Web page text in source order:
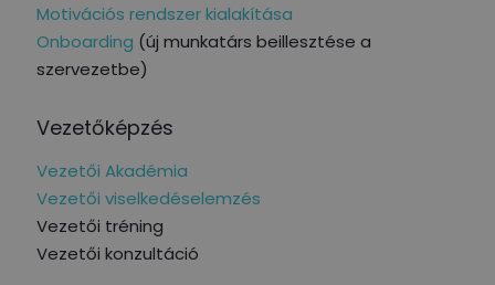
Motivációs rendszer kialakítása
Onboarding (új munkatárs beillesztése a
szervezetbe)
Vezetőképzés
Vezetői Akadémia
Vezetői viselkedéselemzés
Vezetői tréning
Vezetői konzultáció